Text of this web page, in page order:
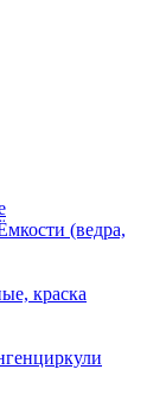
(ведра,
краска